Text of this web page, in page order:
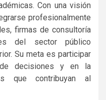
Con una visión
profesionalmente
firmas de consultoría
del sector público
Su meta es participar
decisiones y en la
que contribuyan al